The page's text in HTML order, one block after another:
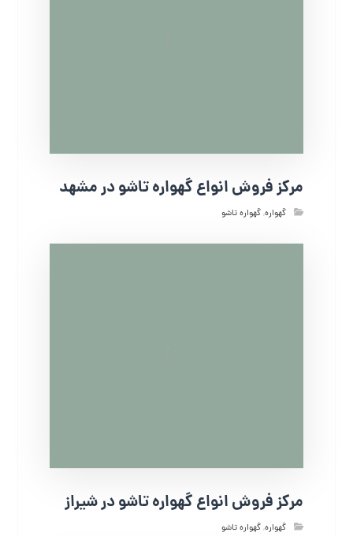
مرکز فروش انواع گهواره تاشو در مشهد
گهواره,گهواره تاشو
مرکز فروش انواع گهواره تاشو در شیراز
گهواره,گهواره تاشو